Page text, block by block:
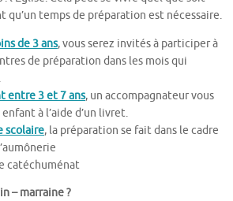
qu’un temps de préparation est nécessaire.
de 3 ans, vous serez invités à participer à
de préparation dans les mois qui
entre 3 et 7 ans, un accompagnateur vous
à l’aide d’un livret.
scolaire, la préparation se fait dans le cadre
catéchuménat
– marraine ?